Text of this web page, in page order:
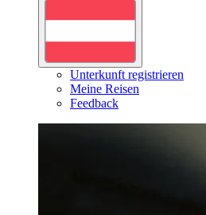
Unterkunft registrieren
Meine Reisen
Feedback